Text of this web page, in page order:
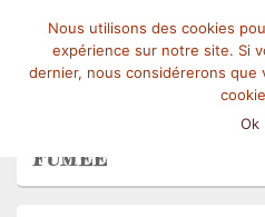
Mangez-Moi.fr
Une tranche de vie
FUMÉE
Nous utilisons des cookies
expérience sur notre site. Si
dernier, nous considérerons que
Ok